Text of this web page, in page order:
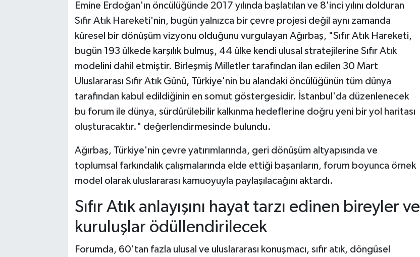
Emine Erdoğan'ın öncülüğünde 2017 yılında başlatılan ve 8'inci yılını dolduran
Sıfır Atık Hareketi'nin, bugün yalnızca bir çevre projesi değil aynı zamanda
küresel bir dönüşüm vizyonu olduğunu vurgulayan Ağırbaş, "Sıfır Atık Hareketi,
bugün 193 ülkede karşılık bulmuş, 44 ülke kendi ulusal stratejilerine Sıfır Atık
modelini dahil etmiştir. Birleşmiş Milletler tarafından ilan edilen 30 Mart
Uluslararası Sıfır Atık Günü, Türkiye'nin bu alandaki öncülüğünün tüm dünya
tarafından kabul edildiğinin en somut göstergesidir. İstanbul'da düzenlenecek
bu forum ile dünya, sürdürülebilir kalkınma hedeflerine doğru yeni bir yol haritası
oluşturacaktır." değerlendirmesinde bulundu.
Ağırbaş, Türkiye'nin çevre yatırımlarında, geri dönüşüm altyapısında ve
toplumsal farkındalık çalışmalarında elde ettiği başarıların, forum boyunca örnek
model olarak uluslararası kamuoyuyla paylaşılacağını aktardı.
Sıfır Atık anlayışını hayat tarzı edinen bireyler ve
kuruluşlar ödüllendirilecek
Forumda, 60'tan fazla ulusal ve uluslararası konuşmacı, sıfır atık, döngüsel